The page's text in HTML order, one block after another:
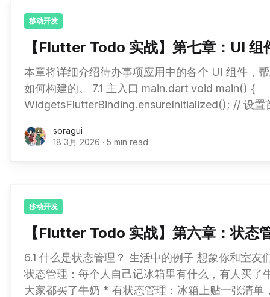
移动开发
【Flutter Todo 实战】第七章：UI 组
本章将详细介绍待办事项应用中的各个 UI 组件，
如何构建的。 7.1 主入口 main.dart void main() {
WidgetsFlutterBinding.ensureInitialized(); // 设置首选方向（竖屏）
DeviceOrientation.portraitDown, ]); runApp(const TodoApp()); } class
soragui
18 3月 2026 · 5 min read
移动开发
【Flutter Todo 实战】第六章：状态
6.1 什么是状态管理？ 生活中的例子 想象你和室友们共用一个冰箱： * 没有
状态管理：每个人自己记冰箱里有什么，有人买了
大家都买了牛奶 * 有状态管理：冰箱上贴一张清单，任何人拿放东西都更新